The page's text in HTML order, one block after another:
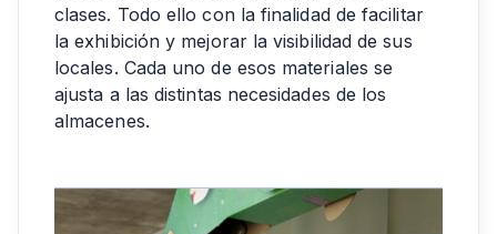
clases. Todo ello con la finalidad de facilitar
la exhibición y mejorar la visibilidad de sus
locales. Cada uno de esos materiales se
ajusta a las distintas necesidades de los
almacenes.